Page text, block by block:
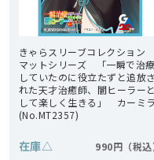
きゃらスリーブコレクション
マットシリーズ 「一瞬で治療
していたのに役立たずと追放さ
れた天才治癒師、闇ヒーラーと
して楽しく生きる」 カーミラ
(No.MT2357)
在庫△ 990円